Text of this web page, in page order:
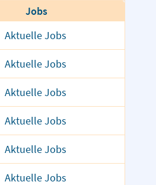
Jobs
Aktuelle Jobs
Aktuelle Jobs
Aktuelle Jobs
Aktuelle Jobs
Aktuelle Jobs
Aktuelle Jobs